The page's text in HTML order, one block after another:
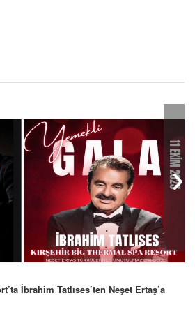
İbrahim Tatlıses’ten Neşet Ertaş’a